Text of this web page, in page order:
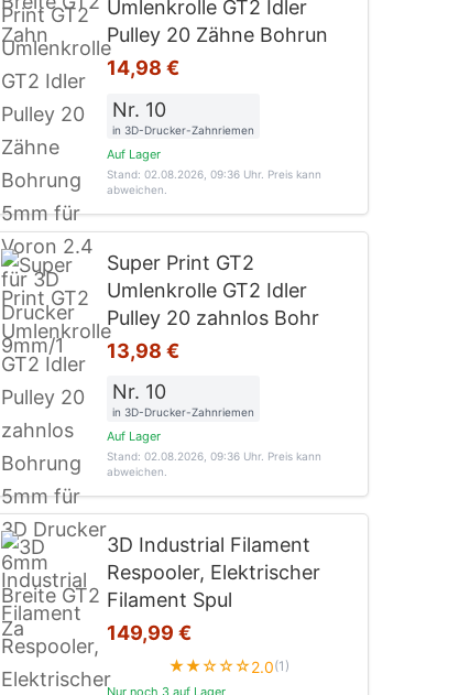
Umlenkrolle GT2 Idler
Pulley 20 Zähne Bohrun
14,98 €
Nr. 10
in 3D-Drucker-Zahnriemen
Auf Lager
Stand: 02.08.2026, 09:36 Uhr. Preis kann
abweichen.
Super Print GT2
Umlenkrolle GT2 Idler
Pulley 20 zahnlos Bohr
13,98 €
Nr. 10
in 3D-Drucker-Zahnriemen
Auf Lager
Stand: 02.08.2026, 09:36 Uhr. Preis kann
abweichen.
3D Industrial Filament
Respooler, Elektrischer
Filament Spul
149,99 €
★★☆☆☆2.0(1)
Nur noch 3 auf Lager